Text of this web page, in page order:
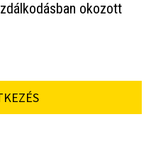
okozott